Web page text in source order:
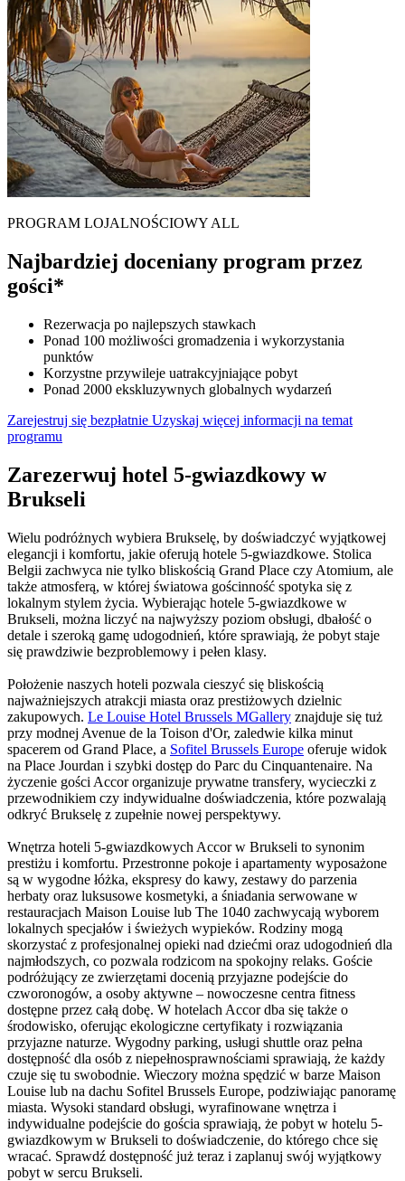
PROGRAM LOJALNOŚCIOWY ALL
Najbardziej doceniany program przez
gości*
Rezerwacja po najlepszych stawkach
Ponad 100 możliwości gromadzenia i wykorzystania
punktów
Korzystne przywileje uatrakcyjniające pobyt
Ponad 2000 ekskluzywnych globalnych wydarzeń
Zarejestruj się bezpłatnie Uzyskaj więcej informacji na temat
programu
Zarezerwuj hotel 5-gwiazdkowy w
Brukseli
Wielu podróżnych wybiera Brukselę, by doświadczyć wyjątkowej
elegancji i komfortu, jakie oferują hotele 5-gwiazdkowe. Stolica
Belgii zachwyca nie tylko bliskością Grand Place czy Atomium, ale
także atmosferą, w której światowa gościnność spotyka się z
lokalnym stylem życia. Wybierając hotele 5-gwiazdkowe w
Brukseli, można liczyć na najwyższy poziom obsługi, dbałość o
detale i szeroką gamę udogodnień, które sprawiają, że pobyt staje
się prawdziwie bezproblemowy i pełen klasy.
Położenie naszych hoteli pozwala cieszyć się bliskością
najważniejszych atrakcji miasta oraz prestiżowych dzielnic
zakupowych. Le Louise Hotel Brussels MGallery znajduje się tuż
przy modnej Avenue de la Toison d'Or, zaledwie kilka minut
spacerem od Grand Place, a Sofitel Brussels Europe oferuje widok
na Place Jourdan i szybki dostęp do Parc du Cinquantenaire. Na
życzenie gości Accor organizuje prywatne transfery, wycieczki z
przewodnikiem czy indywidualne doświadczenia, które pozwalają
odkryć Brukselę z zupełnie nowej perspektywy.
Wnętrza hoteli 5-gwiazdkowych Accor w Brukseli to synonim
prestiżu i komfortu. Przestronne pokoje i apartamenty wyposażone
są w wygodne łóżka, ekspresy do kawy, zestawy do parzenia
herbaty oraz luksusowe kosmetyki, a śniadania serwowane w
restauracjach Maison Louise lub The 1040 zachwycają wyborem
lokalnych specjałów i świeżych wypieków. Rodziny mogą
skorzystać z profesjonalnej opieki nad dziećmi oraz udogodnień dla
najmłodszych, co pozwala rodzicom na spokojny relaks. Goście
podróżujący ze zwierzętami docenią przyjazne podejście do
czworonogów, a osoby aktywne – nowoczesne centra fitness
dostępne przez całą dobę. W hotelach Accor dba się także o
środowisko, oferując ekologiczne certyfikaty i rozwiązania
przyjazne naturze. Wygodny parking, usługi shuttle oraz pełna
dostępność dla osób z niepełnosprawnościami sprawiają, że każdy
czuje się tu swobodnie. Wieczory można spędzić w barze Maison
Louise lub na dachu Sofitel Brussels Europe, podziwiając panoramę
miasta. Wysoki standard obsługi, wyrafinowane wnętrza i
indywidualne podejście do gościa sprawiają, że pobyt w hotelu 5-
gwiazdkowym w Brukseli to doświadczenie, do którego chce się
wracać. Sprawdź dostępność już teraz i zaplanuj swój wyjątkowy
pobyt w sercu Brukseli.